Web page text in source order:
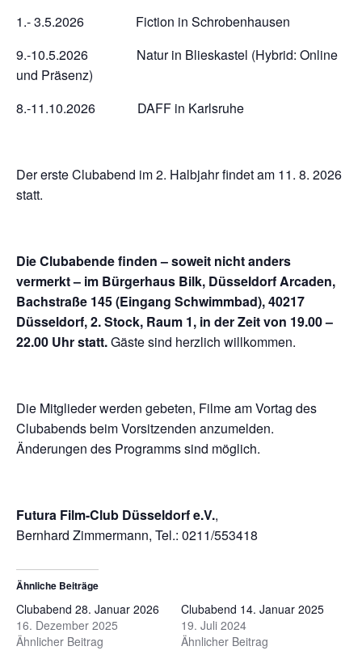
1.- 3.5.2026 Fiction in Schrobenhausen
9.-10.5.2026 Natur in Blieskastel (Hybrid: Online
und Präsenz)
8.-11.10.2026 DAFF in Karlsruhe
Der erste Clubabend im 2. Halbjahr findet am 11. 8. 2026
statt.
Die Clubabende finden – soweit nicht anders
vermerkt – im Bürgerhaus Bilk, Düsseldorf Arcaden,
Bachstraße 145 (Eingang Schwimmbad), 40217
Düsseldorf, 2. Stock, Raum 1, in der Zeit von 19.00 –
22.00 Uhr statt.Gäste sind herzlich willkommen.
Die Mitglieder werden gebeten, Filme am Vortag des
Clubabends beim Vorsitzenden anzumelden.
Änderungen des Programms sind möglich.
Futura Film-Club Düsseldorf e.V.,
Bernhard Zimmermann, Tel.: 0211/553418
Ähnliche Beiträge
Clubabend 28. Januar 2026
16. Dezember 2025
Ähnlicher Beitrag
Clubabend 14. Januar 2025
19. Juli 2024
Ähnlicher Beitrag